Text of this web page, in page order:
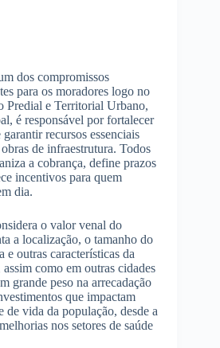
dos compromissos
para os moradores logo no
Predial e Territorial Urbano,
é responsável por fortalecer
recursos essenciais
de infraestrutura. Todos
a cobrança, define prazos
incentivos para quem
dia.
o valor venal do
a localização, o tamanho do
e outras características da
como em outras cidades
grande peso na arrecadação
que impactam
de vida da população, desde a
nos setores de saúde